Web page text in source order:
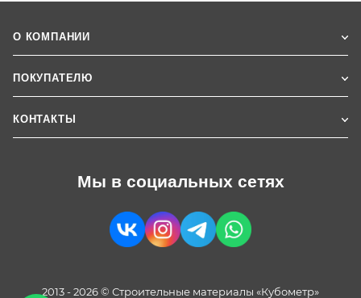
О КОМПАНИИ
ПОКУПАТЕЛЮ
КОНТАКТЫ
Мы в социальных сетях
2013 - 2026 © Строительные материалы «Кубометр»